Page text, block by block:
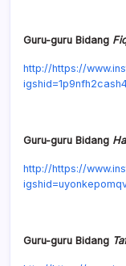
Guru-guru Bidang
http://https://
Guru-guru Bidang
http://https://
Guru-guru Bidang